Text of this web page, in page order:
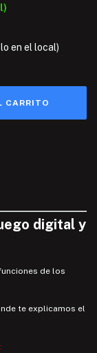
en el local)
digital y
de los
te explicamos el